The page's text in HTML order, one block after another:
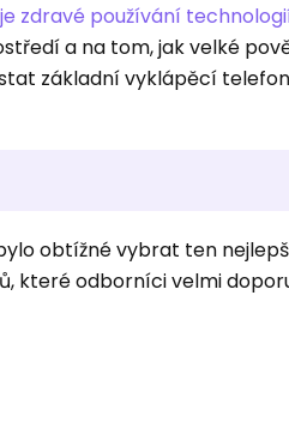
zdravé používání
a na tom, jak velké
základní vyklápěcí
obtížné vybrat ten
které odborníci velmi